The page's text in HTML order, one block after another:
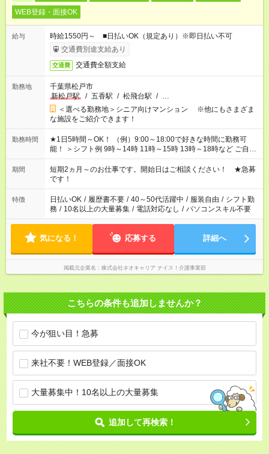
WEB登録・面接OK
給与
時給1550円～ ■日払いOK（規定あり）※即日払い不可
交通費別途支給あり
交通費 交通費全額支給
勤務地
千葉県松戸市
新松戸駅
/ 五香駅 / 松飛台駅 / …
＜選べる勤務地＞シニア向けマンション ※他にもさまざま
な施設をご紹介できます！
勤務時間
★1日5時間～OK！ （例）9:00～18:00で好きな時間に勤務可
能！ ＞シフト例 9時～14時 11時～15時 13時～18時など ご自身
のご都合に合わせて勤務時間をご相談ください！ ★家庭の都合
でお休みや時間の調整が必要な場合も遠慮なくご相談くださ
い。
期間
短期2ヵ月～のお仕事です。開始日はご相談ください！ ★急募
です！
特徴 日払いOK / 履歴書不要 / 40～50代活躍中 / 服装自由 / シフト勤
務 / 10名以上の大量募集 / 電話対応なし / パソコンスキル不要
気になる！ 応募する 詳細へ
掲載元企業名 株式会社ネオキャリア ナイス！介護事業部
こちらの条件も追加しませんか？
今が狙い目！急募
来社不要！WEB登録／面接OK
大量募集中！10名以上の大量募集
追加して再検索！